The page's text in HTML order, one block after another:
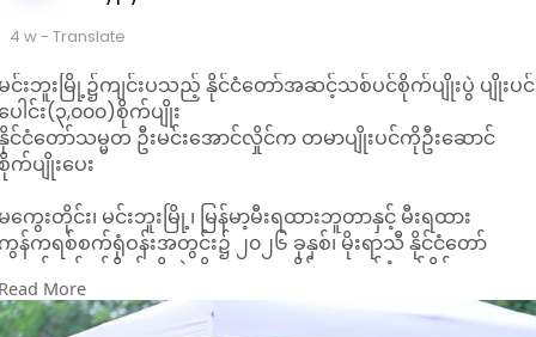
4 w- Translate
င်းဘူးမြို့၌ကျင်းပသည့် နိုင်ငံတော်အဆင့်သစ်ပင်စိုက်ပျိုးပွဲ ပျိုးပင်
ေါင်း(၃,၀၀၀)စိုက်ပျိုး
င်ငံတော်သမ္မတ ဦးမင်းအောင်လှိုင်က တမာပျိုးပင်ကိုဦးဆောင်
က်ပျိုးပေး
ကွေးတိုင်း၊ မင်းဘူးမြို့၊ မြန်မာ့မီးရထားဘူတာနှင့် မီးရထား
န်ကရစ်စက်ရုံဝန်းအတွင်း၌ ၂၀၂၆ ခုနှစ်၊ မိုးရာသီ နိုင်ငံတော်
ဆင့်သစ်ပင်စိုက်ပျိုးပွဲကို ယနေ့ ဇူ လိုင် ၁၃ ရက်နံနက်ပိုင်းက
ျင်းပရာ နိုင်ငံတော်သမ္မတ ဦးမင်းအောင်လှိုင် တက်ရောက်ခဲ့
ြောင်း သိရသည်။
More